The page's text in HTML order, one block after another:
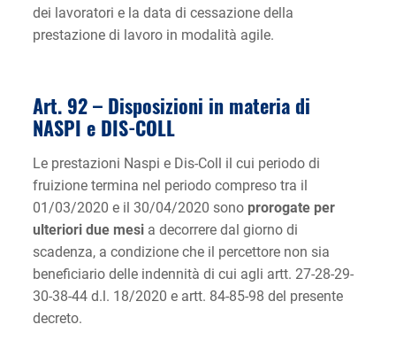
dei lavoratori e la data di cessazione della
prestazione di lavoro in modalità agile.
Art. 92 – Disposizioni in materia di
NASPI e DIS-COLL
Le prestazioni Naspi e Dis-Coll il cui periodo di
fruizione termina nel periodo compreso tra il
01/03/2020 e il 30/04/2020 sono prorogate per
ulteriori due mesi a decorrere dal giorno di
scadenza, a condizione che il percettore non sia
beneficiario delle indennità di cui agli artt. 27-28-29-
30-38-44 d.l. 18/2020 e artt. 84-85-98 del presente
decreto.